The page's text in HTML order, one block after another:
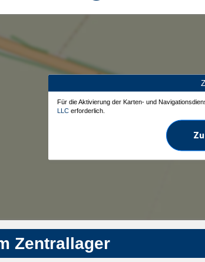
Für die Aktivierung der Karten- und
LLC erforderlich.
Zentrallager